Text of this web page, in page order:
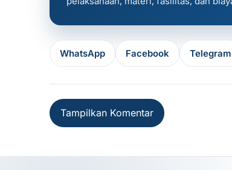
WhatsApp Facebook Telegram
Tampilkan Komentar